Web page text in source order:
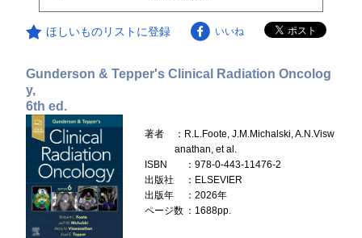
ほしいものリストに登録 いいね
Gunderson & Tepper's Clinical Radiation Oncolog
y,
6th ed.
著者
：R.L.Foote, J.M.Michalski, A.N.Visw
anathan, et al.
ISBN
：978-0-443-11476-2
出版社
：ELSEVIER
出版年
：2026年
ページ数 ：1688pp.